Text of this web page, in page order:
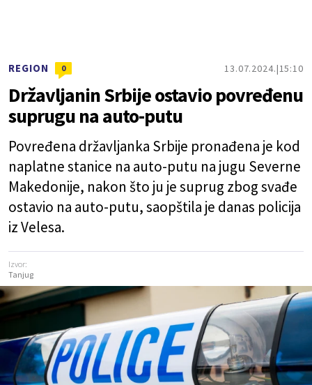
REGION 0 13.07.2024. 15:10
Državljanin Srbije ostavio povređenu
suprugu na auto-putu
Povređena državljanka Srbije pronađena je kod
naplatne stanice na auto-putu na jugu Severne
Makedonije, nakon što ju je suprug zbog svađe
ostavio na auto-putu, saopštila je danas policija
iz Velesa.
Izvor:
Tanjug